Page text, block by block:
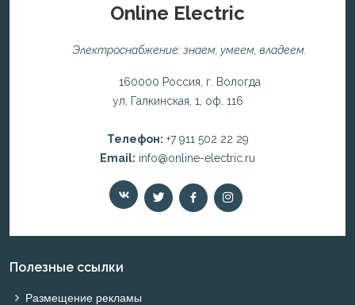
Online Electric
Электроснабжение: знаем, умеем, владеем.
160000 Россия, г. Вологда
ул. Галкинская, 1, оф. 116
Телефон: +7 911 502 22 29
Email: info@online-electric.ru
Полезные ссылки
Размещение рекламы